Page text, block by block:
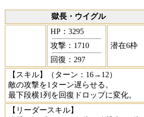
獄長・ウイグル
HP：3295
攻撃：1710
回復：297
潜在6枠
【スキル】
（ターン：16→12）
敵の攻撃を1ターン遅らせる。
最下段横1列を回復ドロップに変化。
【リーダースキル】